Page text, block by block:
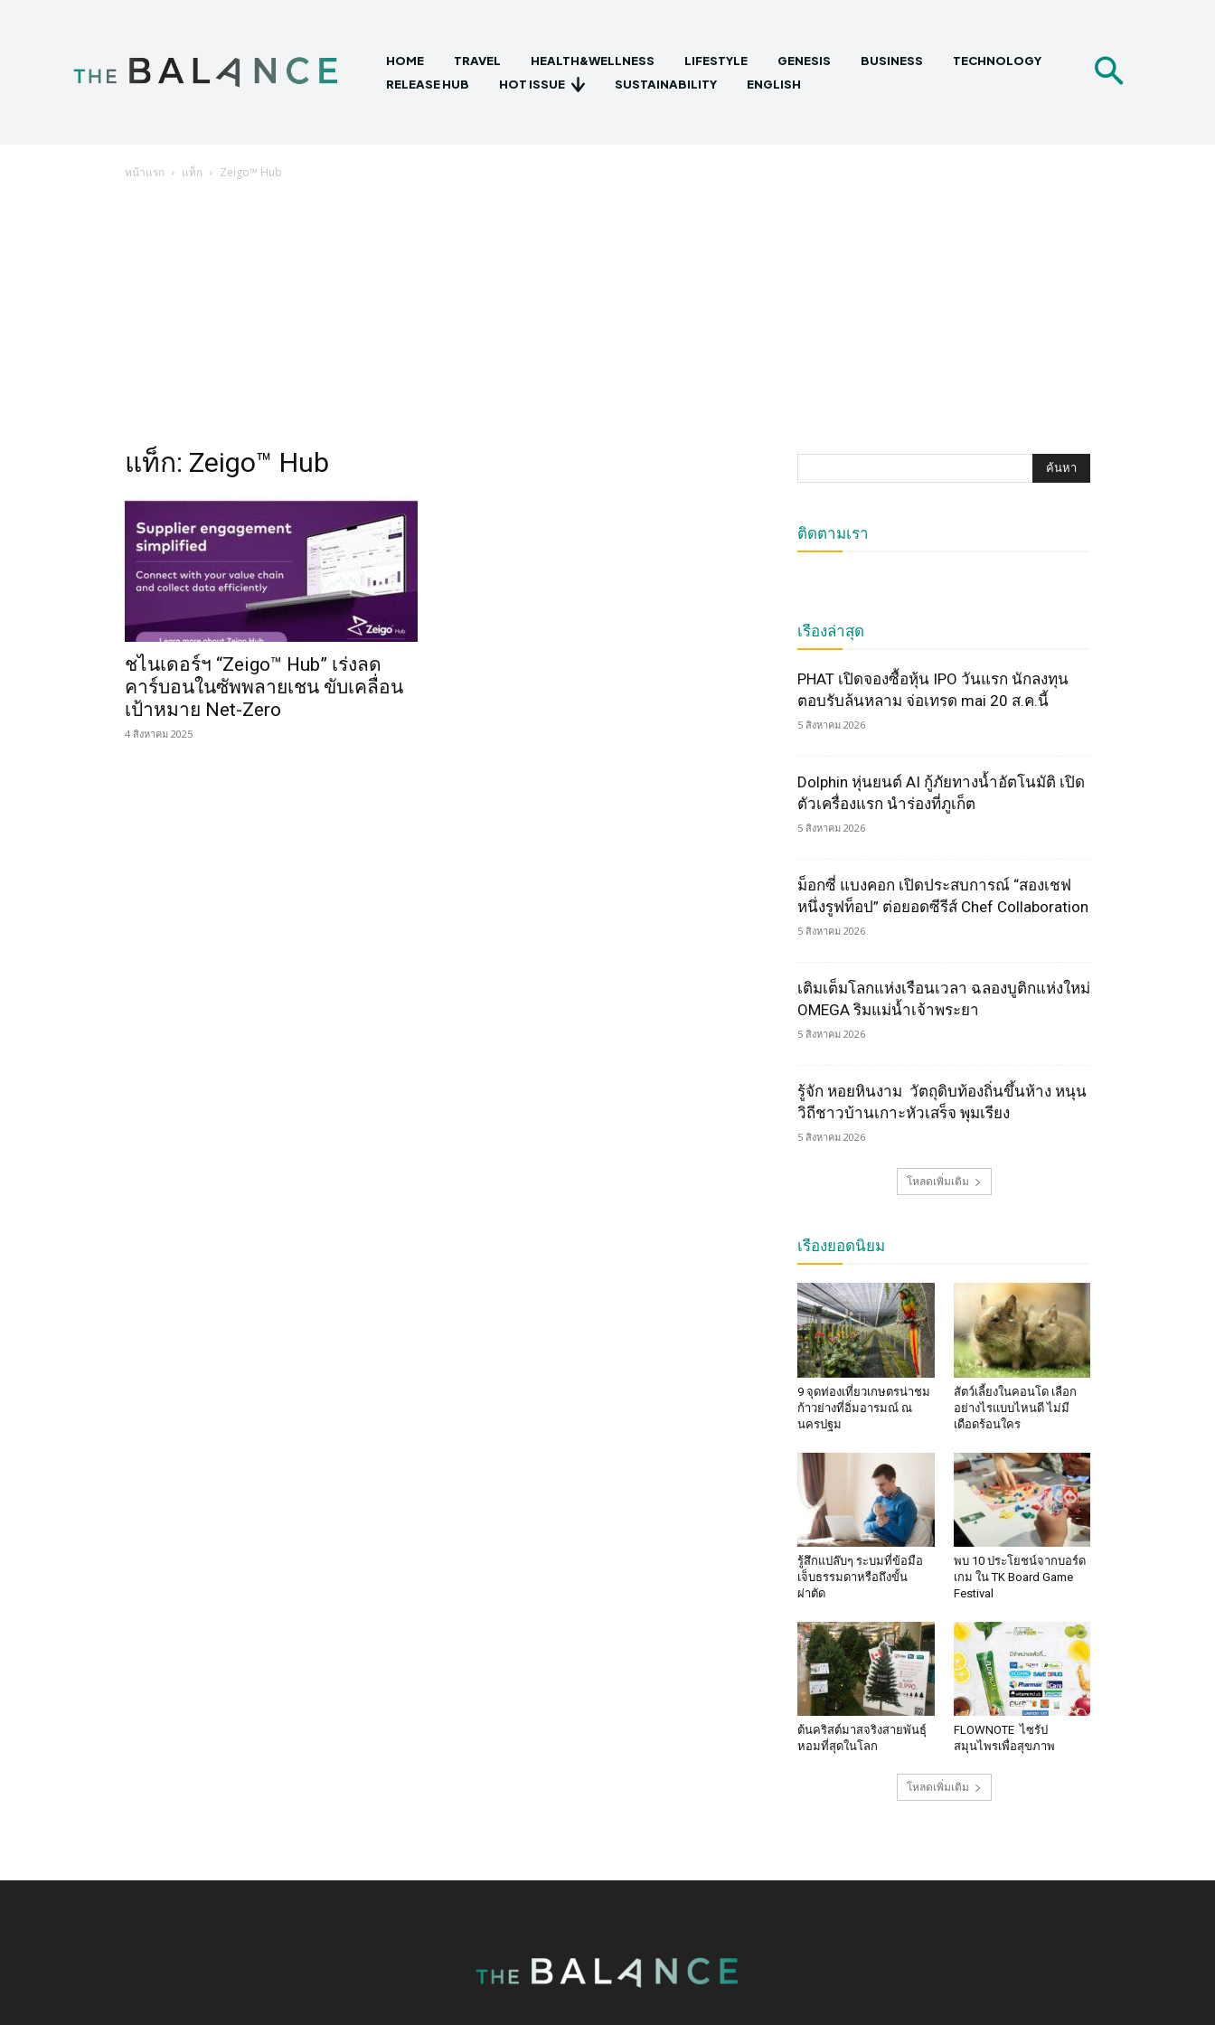
HOME TRAVEL HEALTH&WELLNESS LIFESTYLE GENESIS BUSINESS
TECHNOLOGY
RELEASE HUB
HOT ISSUE SUSTAINABILITY ENGLISH
หน้าแรก แท็ก Zeigo™ Hub
แท็ก: Zeigo™ Hub
ชไนเดอร์ฯ “Zeigo™ Hub” เร่งลด
คาร์บอนในซัพพลายเชน ขับเคลื่อน
เป้าหมาย Net-Zero
4 สิงหาคม 2025
ติดตามเรา
เรื่องล่าสุด
PHAT เปิดจองซื้อหุ้น IPO วันแรก นักลงทุน
ตอบรับล้นหลาม จ่อเทรด mai 20 ส.ค.นี้
5 สิงหาคม 2026
Dolphin หุ่นยนต์ AI กู้ภัยทางน้ำอัตโนมัติ เปิด
ตัวเครื่องแรก นำร่องที่ภูเก็ต
5 สิงหาคม 2026
ม็อกซี่ แบงคอก เปิดประสบการณ์ “สองเชฟ
หนึ่งรูฟท็อป” ต่อยอดซีรีส์ Chef Collaboration
5 สิงหาคม 2026
เติมเต็มโลกแห่งเรือนเวลา ฉลองบูติกแห่งใหม่
OMEGA ริมแม่น้ำเจ้าพระยา
5 สิงหาคม 2026
รู้จัก หอยหินงาม วัตถุดิบท้องถิ่นขึ้นห้าง หนุน
วิถีชาวบ้านเกาะหัวเสร็จ พุมเรียง
5 สิงหาคม 2026
โหลดเพิ่มเติม
เรื่องยอดนิยม
9 จุดท่องเที่ยวเกษตรน่าชม
ก้าวย่างที่อิ่มอารมณ์ ณ
นครปฐม
สัตว์เลี้ยงในคอนโด เลือก
อย่างไรแบบไหนดี ไม่มี
เดือดร้อนใคร
รู้สึกแปล๊บๆ ระบมที่ข้อมือ
เจ็บธรรมดาหรือถึงขั้น
ผ่าตัด
พบ 10 ประโยชน์จากบอร์ด
เกม ใน TK Board Game
Festival
ต้นคริสต์มาสจริงสายพันธุ์
หอมที่สุดในโลก
FLOWNOTE ไซรัป
สมุนไพรเพื่อสุขภาพ
โหลดเพิ่มเติม